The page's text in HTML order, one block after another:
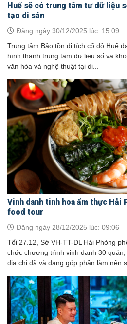
Huế sẽ có trung tâm tư dữ liệu
tạo di sản
Đăng ngày 30/12/2025 lúc: 15:09
Trung tâm Bảo tồn di tích cố đô Huế
hình thành trung tâm dữ liệu số và
văn hóa và nghệ thuật tại di...
Vinh danh tinh hoa ẩm thực Hải
food tour
Đăng ngày 28/12/2025 lúc: 09:06
Tối 27.12, Sở VH-TT-DL Hải Phòng
chức chương trình vinh danh 30
địa chỉ đã và đang góp phần làm nên